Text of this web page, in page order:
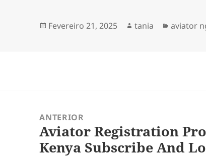
Fevereiro 21, 2025 tania aviator
ANTERIOR
Aviator Registration
Kenya Subscribe And